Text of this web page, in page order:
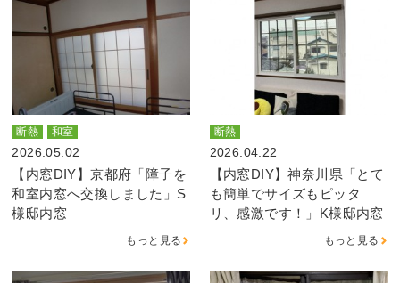
断熱 和室
2026.05.02
【内窓DIY】京都府「障子を
和室内窓へ交換しました」S
様邸内窓
もっと見る
断熱
2026.04.22
【内窓DIY】神奈川県「とて
も簡単でサイズもピッタ
リ、感激です！」K様邸内窓
もっと見る